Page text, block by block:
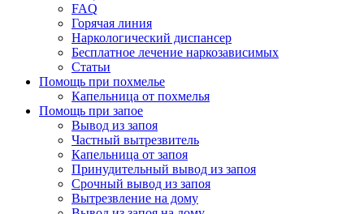
FAQ
Горячая линия
Наркологический диспансер
Бесплатное лечение наркозависимых
Статьи
Помощь при похмелье
Капельница от похмелья
Помощь при запое
Вывод из запоя
Частный вытрезвитель
Капельница от запоя
Принудительный вывод из запоя
Срочный вывод из запоя
Вытрезвление на дому